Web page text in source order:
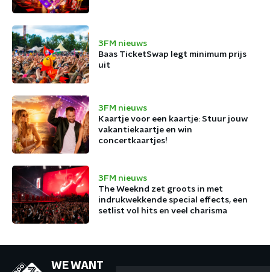
3FM nieuws
Baas TicketSwap legt minimum prijs
uit
3FM nieuws
Kaartje voor een kaartje: Stuur jouw
vakantiekaartje en win
concertkaartjes!
3FM nieuws
The Weeknd zet groots in met
indrukwekkende special effects, een
setlist vol hits en veel charisma
WE WANT